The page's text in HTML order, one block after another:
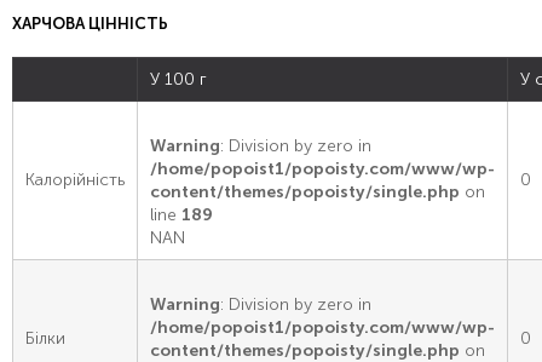
ХАРЧОВА ЦІННІСТЬ
У 100 г У
Калорійність
Warning: Division by zero in
/home/popoist1/popoisty.com/www/wp-
content/themes/popoisty/single.php on
line 189
NAN
0
Білки
Warning: Division by zero in
/home/popoist1/popoisty.com/www/wp-
content/themes/popoisty/single.php on
0